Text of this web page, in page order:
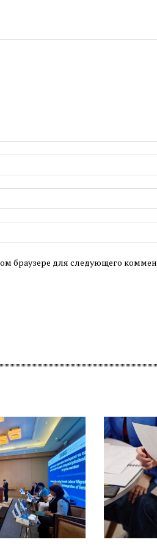
браузере для следующего